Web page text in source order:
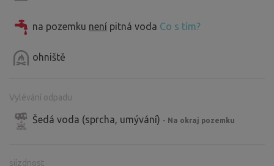
na pozemku není pitná voda Co s tím?
ohniště
Vylévání odpadu
Šedá voda (sprcha, umývání) - Na okraj pozemku
sjízdnost